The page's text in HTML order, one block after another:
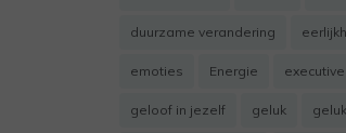
duurzame verandering
emoties Energie
geloof in jezelf geluk